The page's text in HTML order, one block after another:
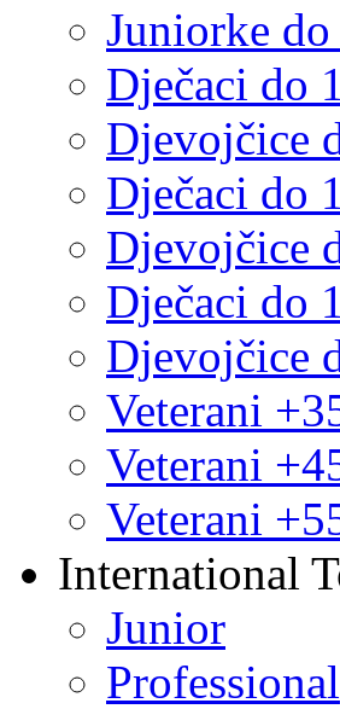
Juniorke
Dječaci do
Djevojčice
Dječaci do
Djevojčice
Dječaci do
Djevojčice
Veterani
Veterani
Veterani
International
Junior
Professional